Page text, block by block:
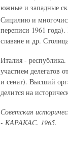
южные и западные
Сицилию и
переписи 1961
славяне и др.
Италия -
участием делегатов
и сенат). Высший
делится на
Советская
- КАРАКАС. 1965.